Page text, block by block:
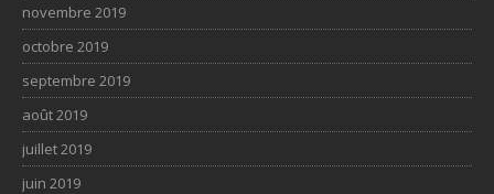
novembre 2019
octobre 2019
septembre 2019
août 2019
juillet 2019
juin 2019